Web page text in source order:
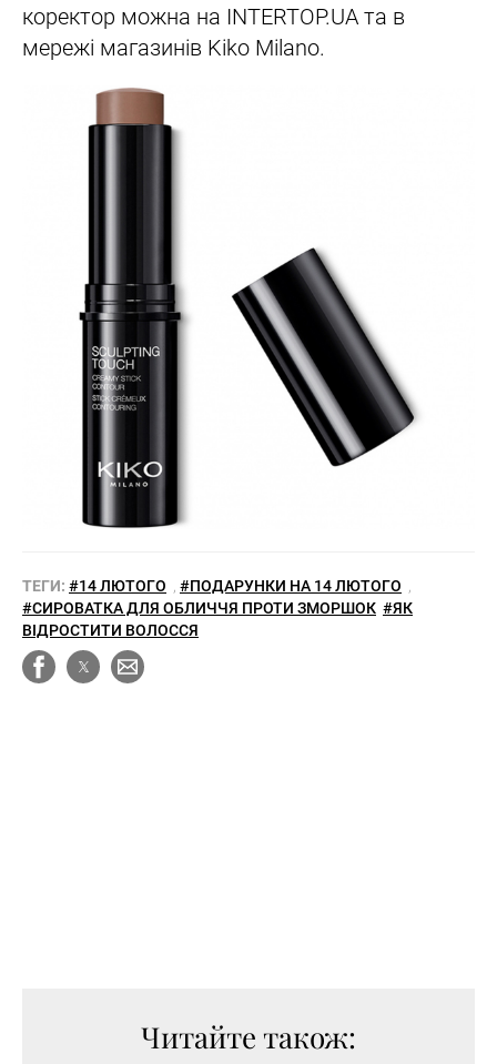
коректор можна на INTERTOP.UA та в
мережі магазинів Kiko Milano.
ТЕГИ: #14 ЛЮТОГО #ПОДАРУНКИ НА 14 ЛЮТОГО
#СИРОВАТКА ДЛЯ ОБЛИЧЧЯ ПРОТИ ЗМОРШОК #ЯК
ВІДРОСТИТИ ВОЛОССЯ
Читайте також: